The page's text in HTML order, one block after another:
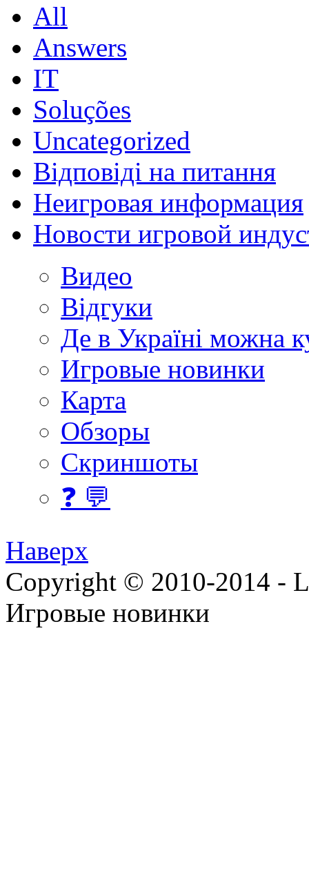
All
Answers
IT
Soluções
Uncategorized
Відповіді на питання
Неигровая информация
Новости игровой
Видео
Відгуки
Де в Україні можна
Игровые новинки
Карта
Обзоры
Скриншоты
❓ 💬
Наверх
Copyright © 2010-2014 -
Игровые новинки